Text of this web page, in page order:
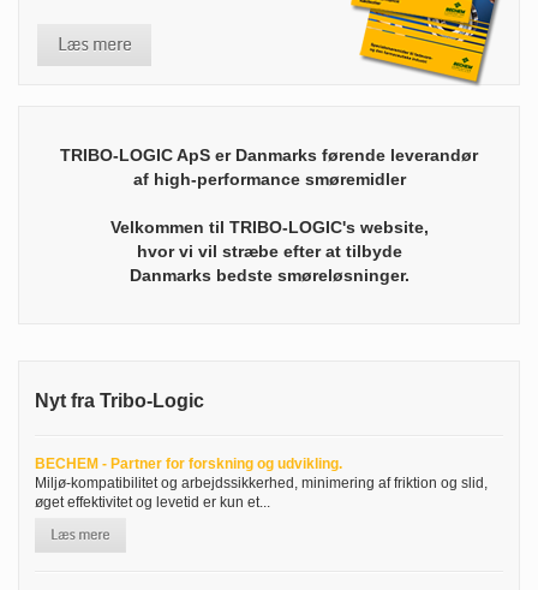
TRIBO-LOGIC ApS er Danmarks førende leverandør
af high-performance smøremidler
Velkommen til TRIBO-LOGIC's website,
hvor vi vil stræbe efter at tilbyde
Danmarks bedste smøreløsninger.
Nyt fra Tribo-Logic
BECHEM - Partner for forskning og udvikling.
Miljø-kompatibilitet og arbejdssikkerhed, minimering af friktion og slid,
øget effektivitet og levetid er kun et...